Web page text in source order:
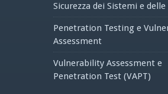
Sicurezza dei Sistemi e delle
Penetration Testing e
Assessment
Vulnerability Assessment e
Penetration Test (VAPT)